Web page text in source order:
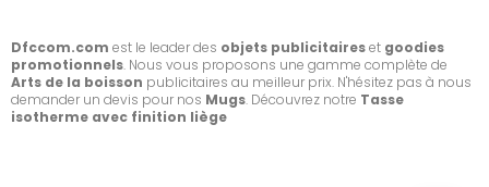
Dfccom.com est le leader des objets publicitaireset goodies
promotionnels. Nous vous proposons une gamme complète de
Arts de la boisson publicitaires au meilleur prix. N'hésitez pas à nous
demander un devis pour nos Mugs. Découvrez notre Tasse
isotherme avec finition liège